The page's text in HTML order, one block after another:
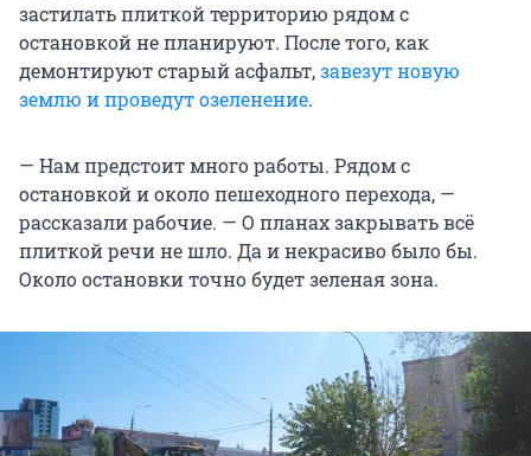
застилать плиткой территорию рядом с
остановкой не планируют. После того, как
демонтируют старый асфальт,завезут новую
землю и проведут озеленение.
— Нам предстоит много работы. Рядом с
остановкой и около пешеходного перехода, —
рассказали рабочие. — О планах закрывать всё
плиткой речи не шло. Да и некрасиво было бы.
Около остановки точно будет зеленая зона.